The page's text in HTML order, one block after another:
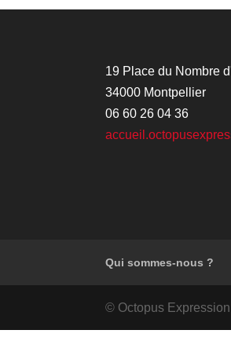
19 Place du Nombre
34000 Montpellier
06 60 26 04 36
Qui sommes-nous ?
© Octopus